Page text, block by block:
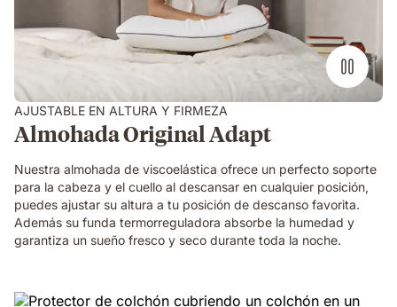
de
una
cama
AJUSTABLE EN ALTURA Y FIRMEZA
Almohada Original Adapt
Nuestra almohada de viscoelástica ofrece un perfecto soporte
para la cabeza y el cuello al descansar en cualquier posición,
puedes ajustar su altura a tu posición de descanso favorita.
Además su funda termorreguladora absorbe la humedad y
garantiza un sueño fresco y seco durante toda la noche.